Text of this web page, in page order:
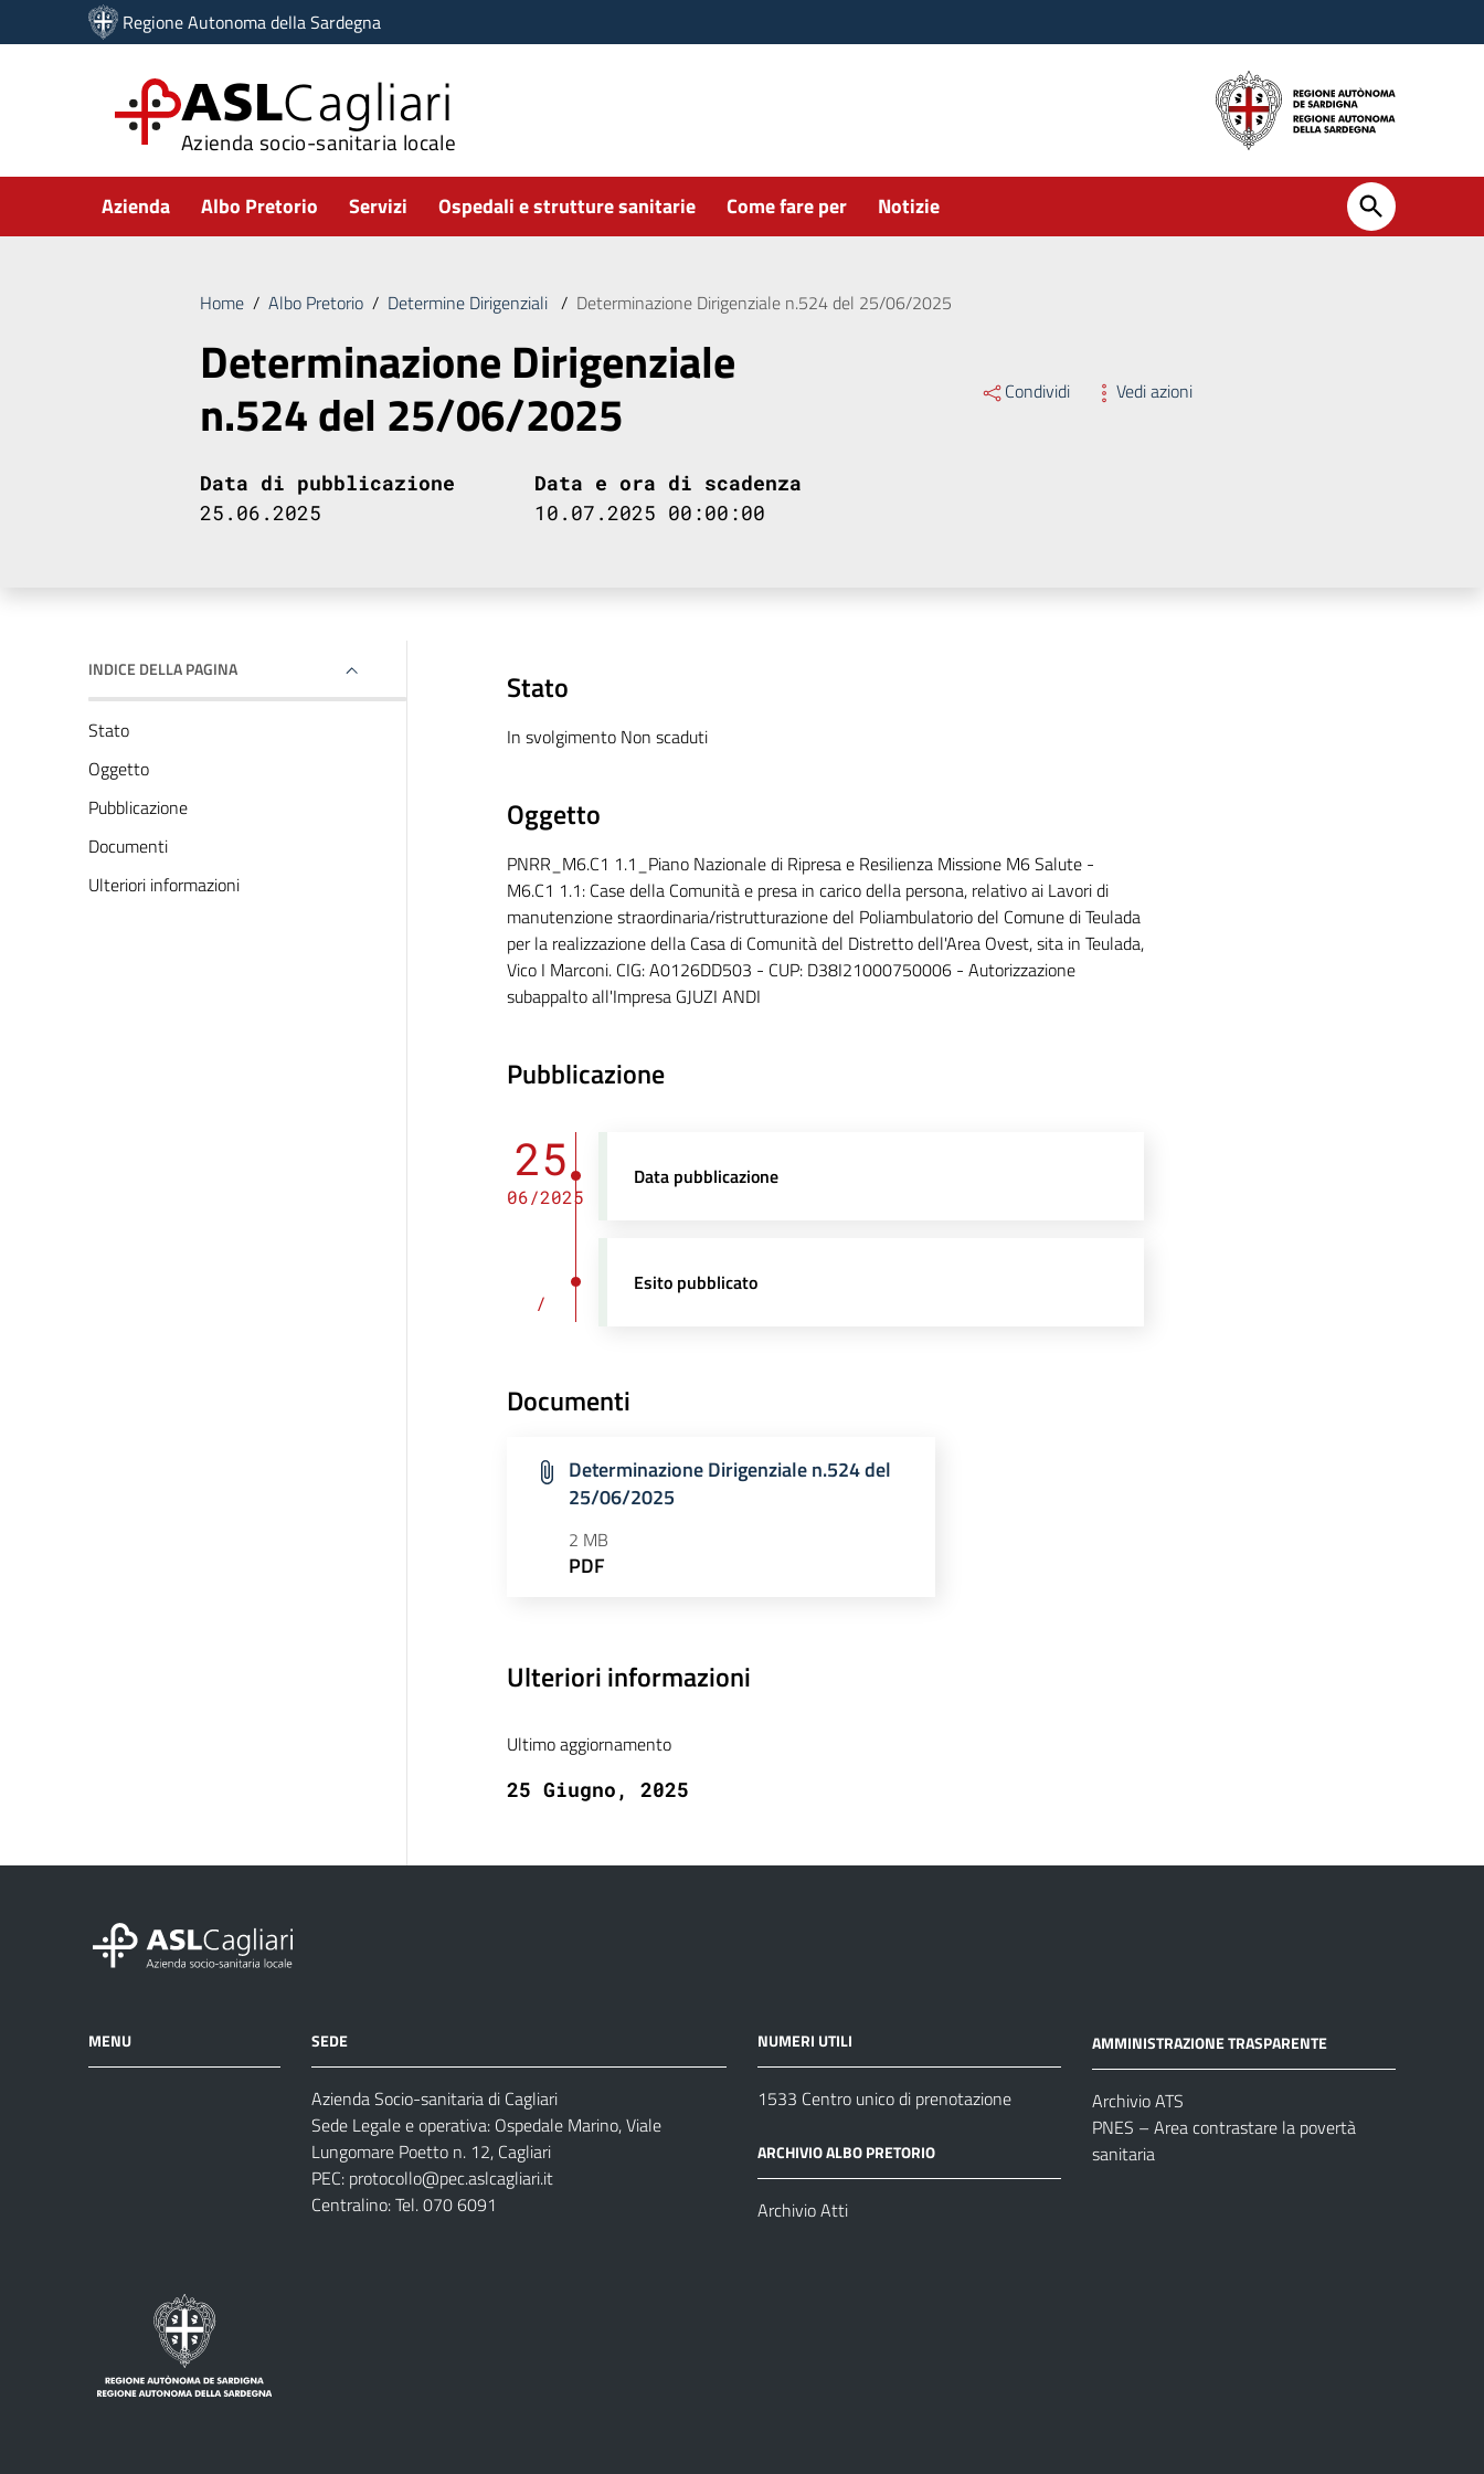
Vai ai contenuti
Vai al menu di navigazione
Regione Autonoma della Sardegna
ASLCagliari
Azienda socio-sanitaria locale
Submenu
Azienda Albo Pretorio Servizi Ospedali e strutture sanitarie Come fare per Notizie
Home / Albo Pretorio / Determine Dirigenziali / Determinazione Dirigenziale n.524 del 25/06/2025
Determinazione Dirigenziale
n.524 del 25/06/2025 Condividi Vedi azioni
Data di pubblicazione
25.06.2025
Data e ora di scadenza
10.07.2025 00:00:00
INDICE DELLA PAGINA
Stato
Oggetto
Pubblicazione
Documenti
Ulteriori informazioni
Stato
In svolgimento Non scaduti
Oggetto
PNRR_M6.C1 1.1_Piano Nazionale di Ripresa e Resilienza Missione M6 Salute -
M6.C1 1.1: Case della Comunità e presa in carico della persona, relativo ai Lavori di
manutenzione straordinaria/ristrutturazione del Poliambulatorio del Comune di Teulada
per la realizzazione della Casa di Comunità del Distretto dell'Area Ovest, sita in Teulada,
Vico I Marconi. CIG: A0126DD503 - CUP: D38I21000750006 - Autorizzazione
subappalto all'Impresa GJUZI ANDI
Pubblicazione
25
06/2025
Data pubblicazione
/
Esito pubblicato
Documenti
Determinazione Dirigenziale n.524 del
25/06/2025
2 MB
PDF
Ulteriori informazioni
Ultimo aggiornamento
25 Giugno, 2025
MENU SEDE
Azienda Socio-sanitaria di Cagliari
Sede Legale e operativa: Ospedale Marino, Viale
Lungomare Poetto n. 12, Cagliari
PEC: protocollo@pec.aslcagliari.it
Centralino: Tel. 070 6091
NUMERI UTILI
1533 Centro unico di prenotazione
ARCHIVIO ALBO PRETORIO
Archivio Atti
AMMINISTRAZIONE TRASPARENTE
Archivio ATS
PNES – Area contrastare la povertà
sanitaria